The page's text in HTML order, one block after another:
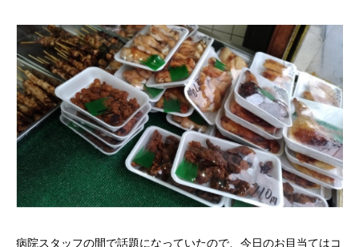
病院スタッフの間で話題になっていたので、今日のお目当てはコ